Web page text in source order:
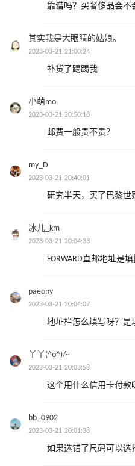
靠谱吗？买奢侈品会不
其实我是大眼睛的姑娘。
2023-03-21 21:00:24
补货了踢踢我
小萌mo
2023-03-21 20:50:18
邮费一般贵不贵？
my_D
2023-03-21 20:40:01
研究半天，买了巴黎世
冰儿_km
2023-03-21 20:04:33
FORWARD直邮地址是
paeony
2023-03-21 20:04:07
地址栏怎么填写呀？是
丫丫(^o^)/~
2023-03-21 20:03:58
这个用什么信用卡付款
bb_0902
2023-03-21 20:01:38
如果选错了尺码可以选